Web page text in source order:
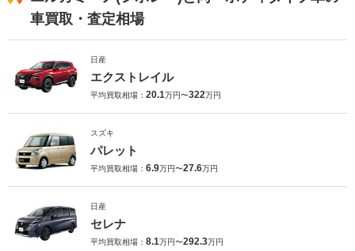
車買取・査定相場
日産
エクストレイル
平均買取相場： 20.1万円〜322万円
スズキ
パレット
平均買取相場： 6.9万円〜27.6万円
日産
セレナ
平均買取相場： 8.1万円〜292.3万円